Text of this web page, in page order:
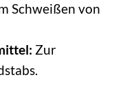
Schweißen von
Zur